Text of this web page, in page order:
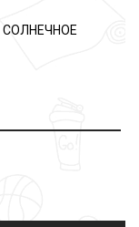
СОЛНЕЧНОЕ